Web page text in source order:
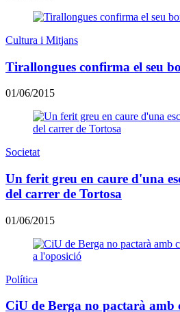
Cultura i Mitjans
Tirallongues confirma el seu
01/06/2015
Societat
Un ferit greu en caure d'una
del carrer de Tortosa
01/06/2015
Política
CiU de Berga no pactarà amb